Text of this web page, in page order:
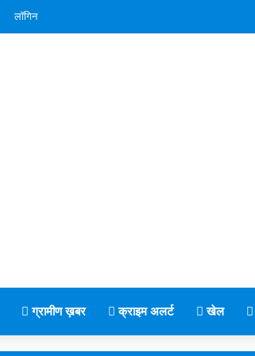
लॉगिन
ग्रामीण ख़बर क्राइम अलर्ट खेल